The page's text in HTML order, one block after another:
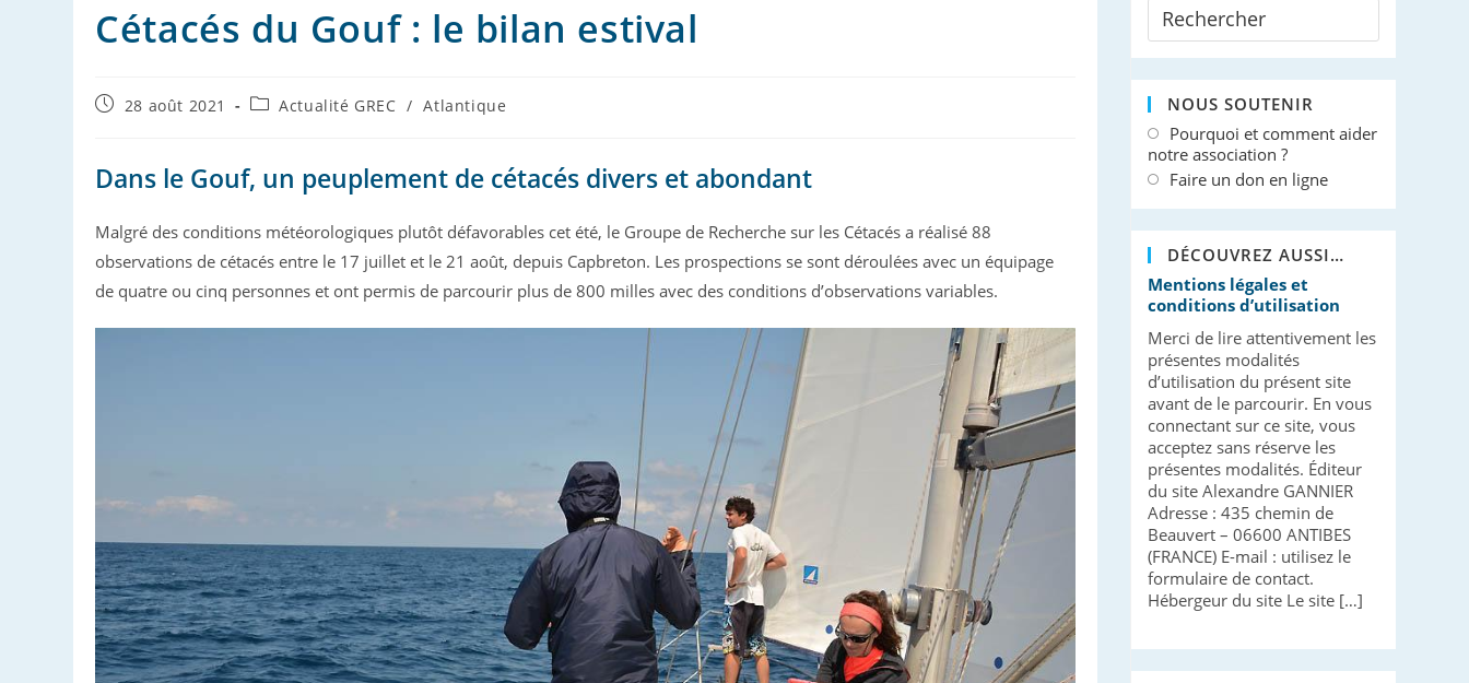
Cétacés du Gouf : le bilan estival
Publication
28 août 2021
PostActualité GREC / Atlantique
Dans le Gouf, un peuplement de cétacés divers et abondant
Malgré des conditions météorologiques plutôt défavorables cet été, le Groupe de Recherche sur les Cétacés a réalisé 88
observations de cétacés entre le 17 juillet et le 21 août, depuis Capbreton. Les prospections se sont déroulées avec un équipage
de quatre ou cinq personnes et ont permis de parcourir plus de 800 milles avec des conditions d’observations variables.
NOUS SOUTENIR
Pourquoi et comment aider
notre association ?
Faire un don en ligne
DÉCOUVREZ AUSSI…
Mentions légales et
conditions d’utilisation
Merci de lire attentivement les
présentes modalités
d’utilisation du présent site
avant de le parcourir. En vous
connectant sur ce site, vous
acceptez sans réserve les
présentes modalités. Éditeur
du site Alexandre GANNIER
Adresse : 435 chemin de
Beauvert – 06600 ANTIBES
(FRANCE) E-mail : utilisez le
formulaire de contact.
Hébergeur du site Le site […]